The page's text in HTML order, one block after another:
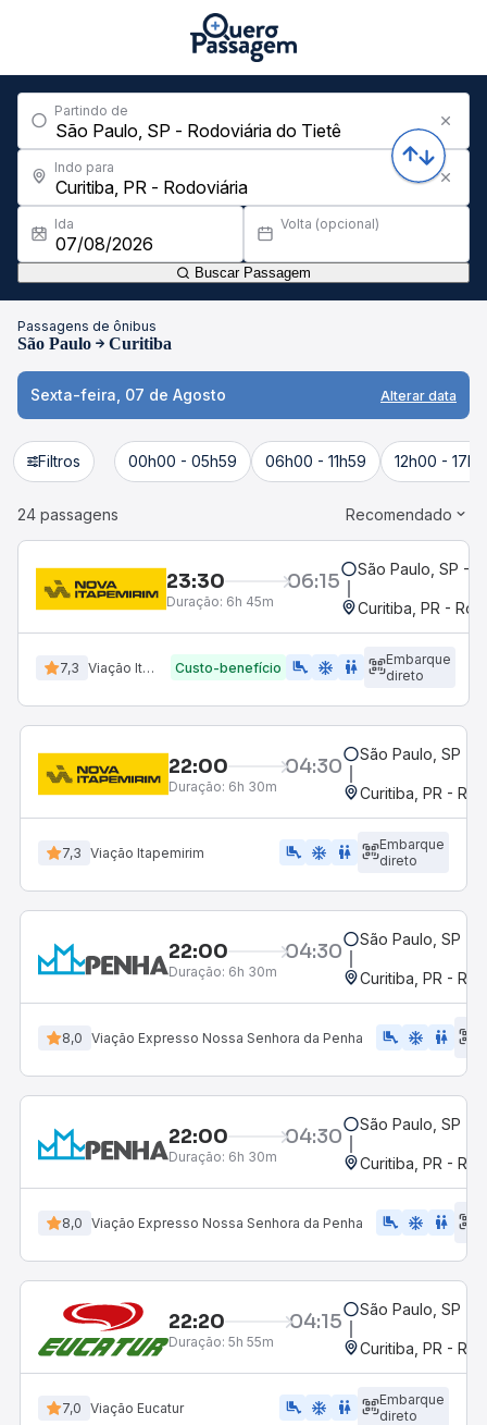
Partindo de
Indo para
Ida Volta (opcional)
Buscar Passagem
Passagens de ônibus
São Paulo Curitiba
Sexta-feira, 07 de Agosto Alterar data
Filtros 00h00 - 05h59 06h00 - 11h59 12h00 -
24 passagens Recomendado
23:30 06:15
Duração: 6h 45m
São Paulo, SP -
Curitiba, PR -
7,3 Viação Itapemirim Custo-benefício airline_seat_legroom_extra ac_unit WC
Embarque
direto
22:00 04:30
Duração: 6h 30m
São Paulo, SP -
Curitiba, PR -
7,3 Viação Itapemirim airline_seat_legroom_extra ac_unit WC
Embarque
direto
22:00 04:30
Duração: 6h 30m
São Paulo, SP -
Curitiba, PR -
8,0 Viação Expresso Nossa Senhora da Penha airline_seat_legroom_extra ac_unit WC
22:00 04:30
Duração: 6h 30m
São Paulo, SP -
Curitiba, PR -
8,0 Viação Expresso Nossa Senhora da Penha airline_seat_legroom_extra ac_unit wc
22:20 04:15
Duração: 5h 55m
São Paulo, SP -
Curitiba, PR -
7,0 Viação Eucatur airline_seat_legroom_extra ac_unit WC
Embarque
direto